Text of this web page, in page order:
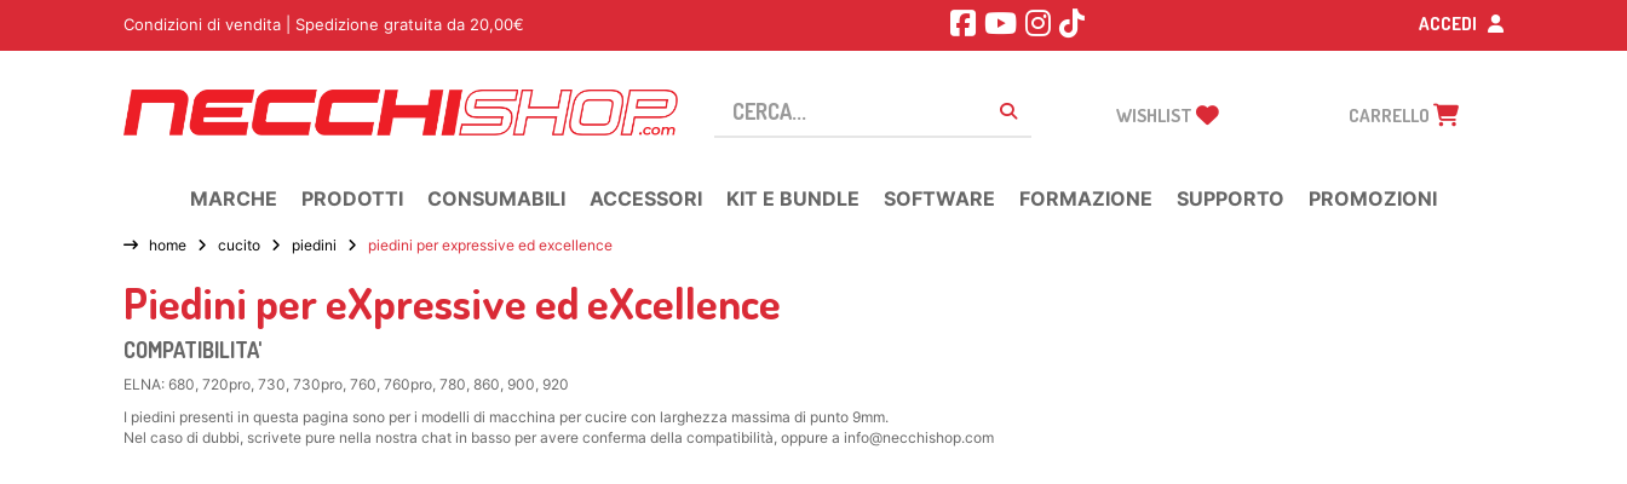
Condizioni di vendita | Spedizione gratuita da 20,00€ ACCEDI
WISHLIST CARRELLO
MARCHE PRODOTTI CONSUMABILI ACCESSORI KIT E BUNDLE SOFTWARE FORMAZIONE SUPPORTO PROMOZIONI
home cucito piedini piedini per expressive ed excellence
Piedini per eXpressive ed eXcellence
COMPATIBILITA'
ELNA: 680, 720pro, 730, 730pro, 760, 760pro, 780, 860, 900, 920
I piedini presenti in questa pagina sono per i modelli di macchina per cucire con larghezza massima di punto 9mm.
Nel caso di dubbi, scrivete pure nella nostra chat in basso per avere conferma della compatibilità, oppure a info@necchishop.com